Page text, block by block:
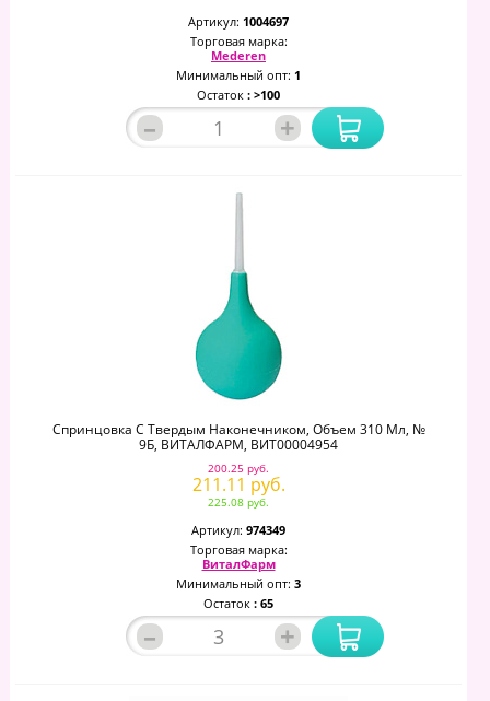
Артикул: 1004697
Торговая марка:
Mederen
Минимальный опт: 1
Остаток : >100
– +
Спринцовка С Твердым Наконечником, Объем 310 Мл, №
9Б, ВИТАЛФАРМ, ВИТ00004954
200.25 руб.
211.11 руб.
225.08 руб.
Артикул: 974349
Торговая марка:
ВиталФарм
Минимальный опт: 3
Остаток : 65
– +